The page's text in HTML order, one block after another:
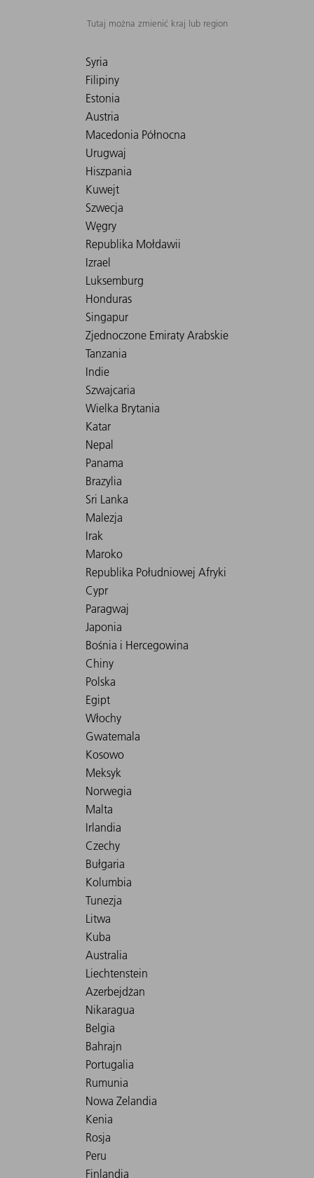
Tutaj można zmienić kraj lub region